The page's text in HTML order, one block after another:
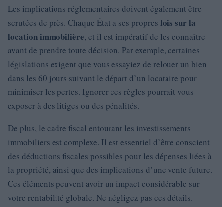
Les implications réglementaires doivent également être
scrutées de près. Chaque État a ses propres lois sur la
location immobilière, et il est impératif de les connaître
avant de prendre toute décision. Par exemple, certaines
législations exigent que vous essayiez de relouer un bien
dans les 60 jours suivant le départ d’un locataire pour
minimiser les pertes. Ignorer ces règles pourrait vous
exposer à des litiges ou des pénalités.
De plus, le cadre fiscal entourant les investissements
immobiliers est complexe. Il est essentiel d’être conscient
des déductions fiscales possibles pour les dépenses liées à
la propriété, ainsi que des implications d’une vente future.
Ces éléments peuvent avoir un impact considérable sur
votre rentabilité globale. Ne négligez pas ces détails.